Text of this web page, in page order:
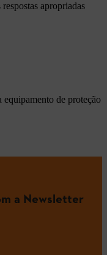
apropriadas
equipamento de proteção
a Newsletter